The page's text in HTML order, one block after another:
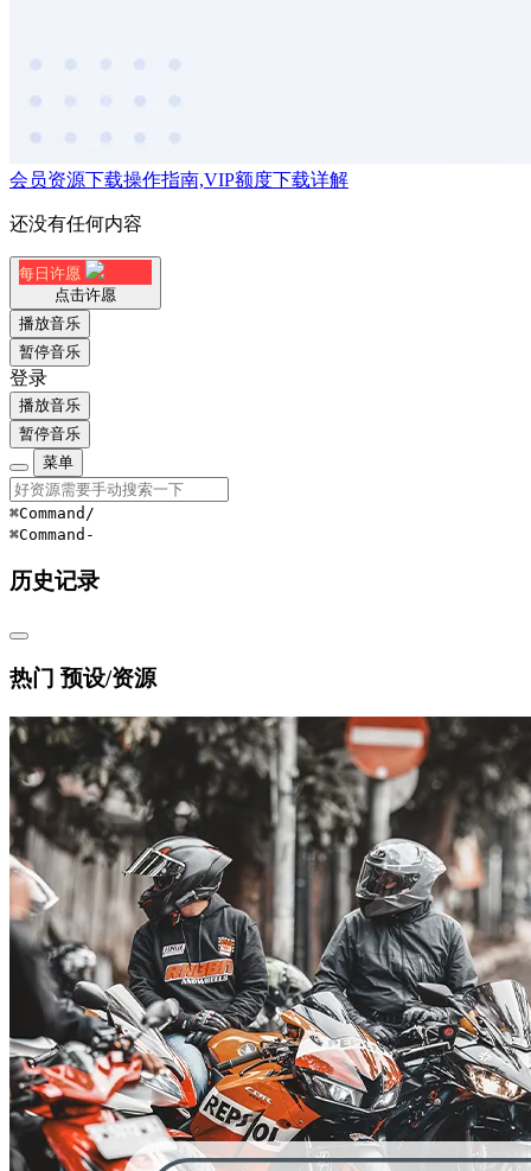
会员资源下载操作指南,VIP额度下载详解
还没有任何内容
每日许愿
点击许愿
播放音乐
暂停音乐
登录
播放音乐
暂停音乐
菜单
⌘Command /
⌘Command -
历史记录
热门 预设/资源